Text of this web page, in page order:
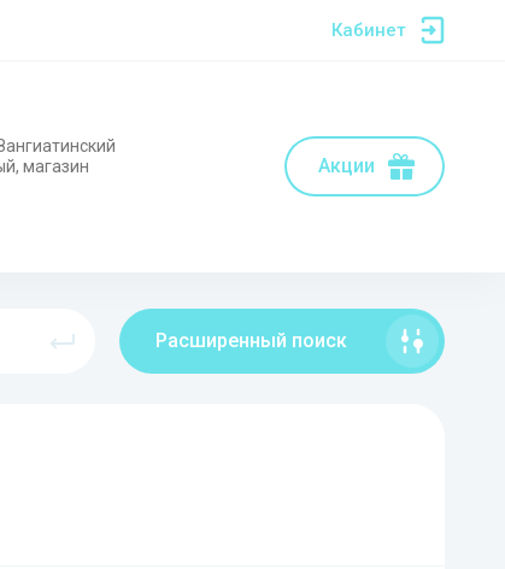
Кабинет
магазин
Акции
Расширенный поиск